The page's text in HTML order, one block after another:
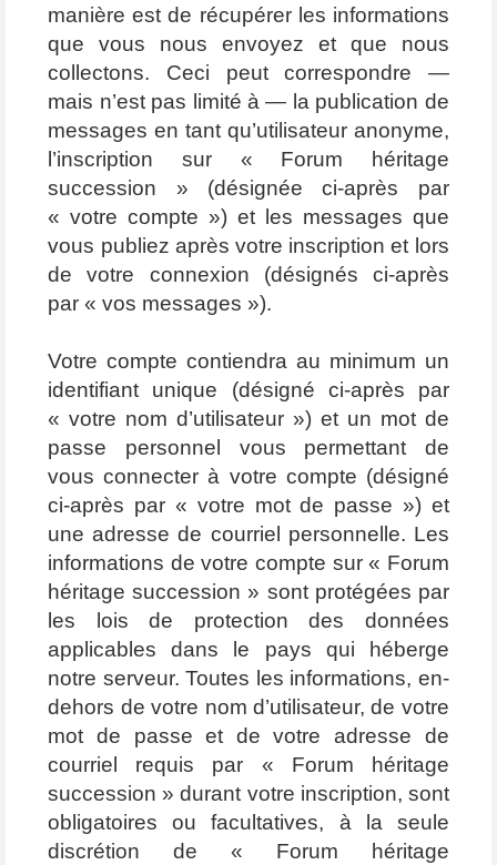
manière est de récupérer les informations
que vous nous envoyez et que nous
collectons. Ceci peut correspondre —
mais n’est pas limité à — la publication de
messages en tant qu’utilisateur anonyme,
l’inscription sur « Forum héritage
succession » (désignée ci-après par
« votre compte ») et les messages que
vous publiez après votre inscription et lors
de votre connexion (désignés ci-après
par « vos messages »).
Votre compte contiendra au minimum un
identifiant unique (désigné ci-après par
« votre nom d’utilisateur ») et un mot de
passe personnel vous permettant de
vous connecter à votre compte (désigné
ci-après par « votre mot de passe ») et
une adresse de courriel personnelle. Les
informations de votre compte sur « Forum
héritage succession » sont protégées par
les lois de protection des données
applicables dans le pays qui héberge
notre serveur. Toutes les informations, en-
dehors de votre nom d’utilisateur, de votre
mot de passe et de votre adresse de
courriel requis par « Forum héritage
succession » durant votre inscription, sont
obligatoires ou facultatives, à la seule
discrétion de « Forum héritage